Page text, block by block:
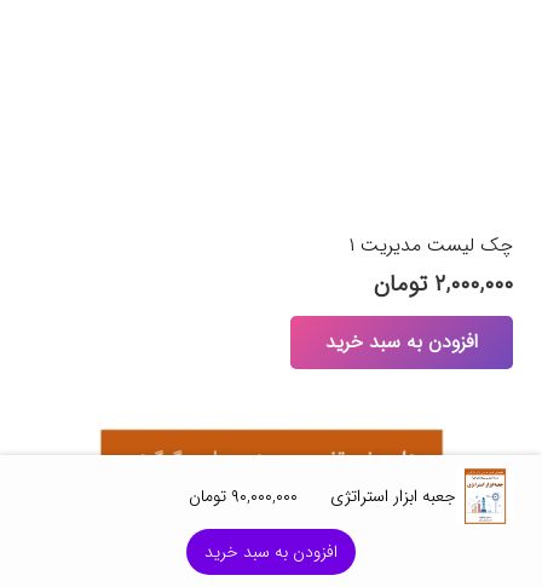
چک لیست‌ مدیریت ۱
۲,۰۰۰,۰۰۰ تومان
افزودن به سبد خرید
جعبه ابزار استراتژی ۹۰,۰۰۰,۰۰۰ تومان
افزودن به سبد خرید